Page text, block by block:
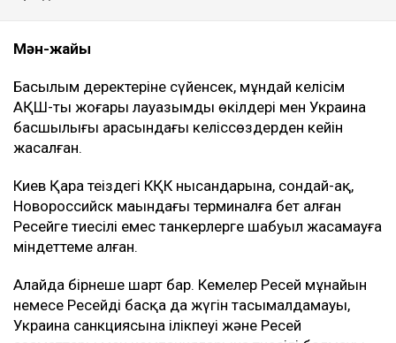
Мән-жайы
Басылым деректеріне сүйенсек, мұндай келісім
АҚШ-тың жоғары лауазымды өкілдері мен Украина
басшылығы арасындағы келіссөздерден кейін
жасалған.
Киев Қара теңіздегі КҚК нысандарына, сондай-ақ,
Новороссийск маңындағы терминалға бет алған
Ресейге тиесілі емес танкерлерге шабуыл жасамауға
міндеттеме алған.
Алайда бірнеше шарт бар. Кемелер Ресей мұнайын
немесе Ресейдің басқа да жүгін тасымалдамауы,
Украина санкциясына ілікпеуі және Ресей